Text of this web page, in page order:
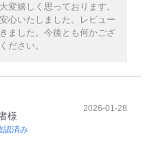
変嬉しく思っております。
心いたしました。レビュー
ました。今後とも何かござ
ださい。
様
認済み
2026-01-28